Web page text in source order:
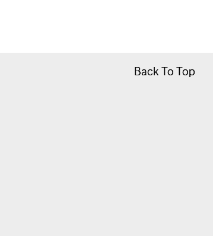
Back To Top
Back To Top